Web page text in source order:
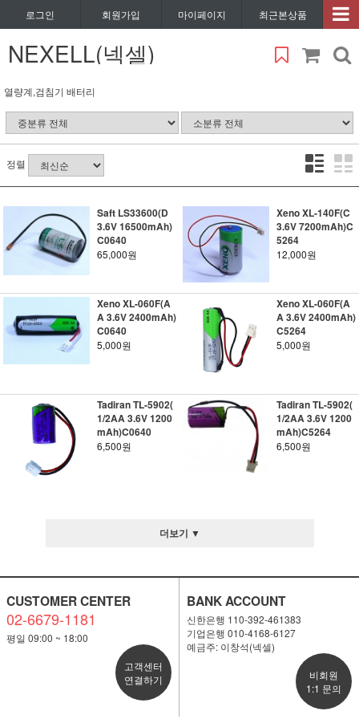
로그인 회원가입 마이페이지 최근본상품
NEXELL(넥셀)
열량계,검침기 배터리
정렬
Saft LS33600(D
3.6V 16500mAh)
C0640
65,000원
Xeno XL-140F(C
3.6V 7200mAh)C
5264
12,000원
Xeno XL-060F(A
A 3.6V 2400mAh)
C0640
5,000원
Xeno XL-060F(A
A 3.6V 2400mAh)
C5264
5,000원
Tadiran TL-5902(
1/2AA 3.6V 1200
mAh)C0640
6,500원
Tadiran TL-5902(
1/2AA 3.6V 1200
mAh)C5264
6,500원
더보기 ▼
CUSTOMER CENTER
02-6679-1181
평일 09:00 ~ 18:00
고객센터
연결하기
BANK ACCOUNT
신한은행 110-392-461383
기업은행 010-4168-6127
예금주: 이창석(넥셀)
비회원
1:1 문의